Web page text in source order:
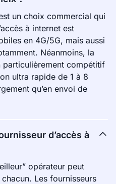
un choix commercial qui
à internet est
en 4G/5G, mais aussi
Néanmoins, la
compétitif
ultra rapide de 1 à 8
qu’en envoi de
d’accès à
opérateur peut
Les fournisseurs